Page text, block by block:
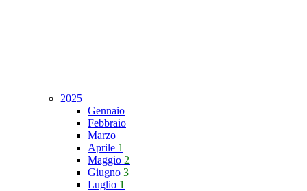
2025
Gennaio
Febbraio
Marzo
Aprile 1
Maggio 2
Giugno 3
Luglio 1